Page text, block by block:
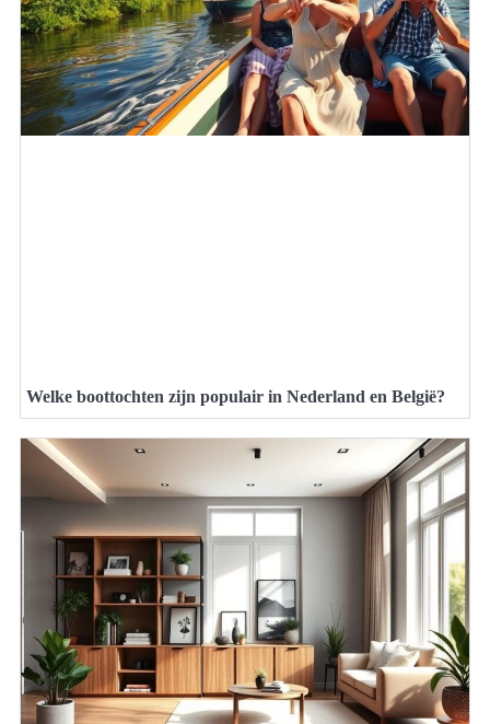
Welke boottochten zijn populair in Nederland en België?